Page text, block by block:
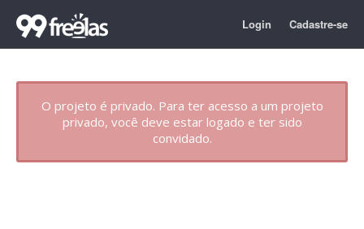
Login Cadastre-se
O projeto é privado. Para ter acesso a um projeto
privado, você deve estar logado e ter sido
convidado.